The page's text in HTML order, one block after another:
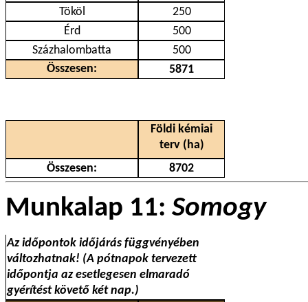
Tököl
250
Érd
500
Százhalombatta
500
Összesen:
5871
Földi kémiai
terv (ha)
Összesen:
8702
Munkalap 11: Somogy
Az időpontok időjárás függvényében
változhatnak! (A pótnapok tervezett
időpontja az esetlegesen elmaradó
gyérítést követő két nap.)